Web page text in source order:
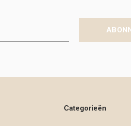
Categorieën